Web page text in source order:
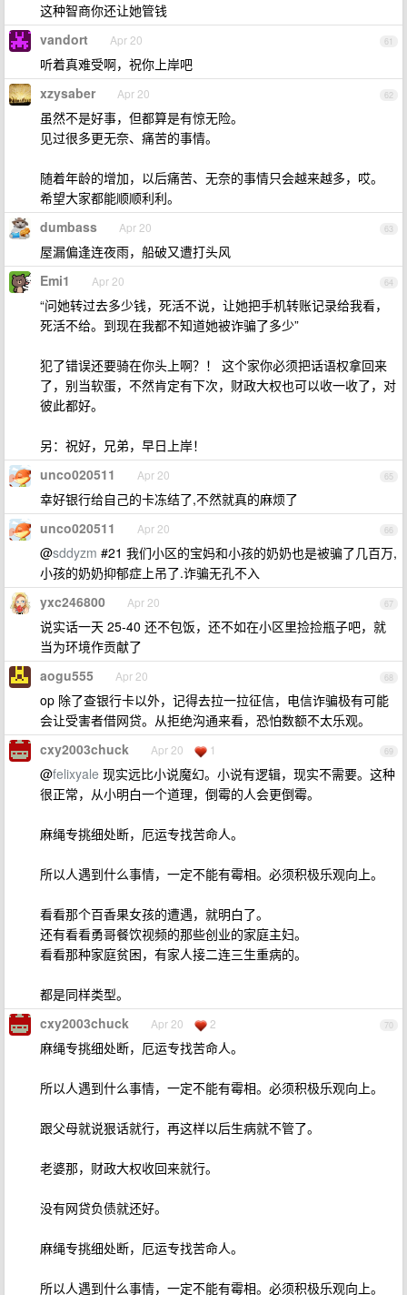
这种智商你还让她管钱
61
vandort Apr 20
听着真难受啊，祝你上岸吧
62
xzysaber Apr 20
虽然不是好事，但都算是有惊无险。
见过很多更无奈、痛苦的事情。
随着年龄的增加，以后痛苦、无奈的事情只会越来越多，哎。
希望大家都能顺顺利利。
63
dumbass Apr 20
屋漏偏逢连夜雨，船破又遭打头风
64
Emi1 Apr 20
“问她转过去多少钱，死活不说，让她把手机转账记录给我看，
死活不给。到现在我都不知道她被诈骗了多少”
犯了错误还要骑在你头上啊？！ 这个家你必须把话语权拿回来
了，别当软蛋，不然肯定有下次，财政大权也可以收一收了，对
彼此都好。
另：祝好，兄弟，早日上岸！
65
unco020511 Apr 20
幸好银行给自己的卡冻结了,不然就真的麻烦了
66
unco020511 Apr 20
@sddyzm #21 我们小区的宝妈和小孩的奶奶也是被骗了几百万,
小孩的奶奶抑郁症上吊了.诈骗无孔不入
67
yxc246800 Apr 20
说实话一天 25-40 还不包饭，还不如在小区里捡捡瓶子吧，就
当为环境作贡献了
68
aogu555 Apr 20
op 除了查银行卡以外，记得去拉一拉征信，电信诈骗极有可能
会让受害者借网贷。从拒绝沟通来看，恐怕数额不太乐观。
69
cxy2003chuck Apr 20 1
@felixyale 现实远比小说魔幻。小说有逻辑，现实不需要。这种
很正常，从小明白一个道理，倒霉的人会更倒霉。
麻绳专挑细处断，厄运专找苦命人。
所以人遇到什么事情，一定不能有霉相。必须积极乐观向上。
看看那个百香果女孩的遭遇，就明白了。
还有看看勇哥餐饮视频的那些创业的家庭主妇。
看看那种家庭贫困，有家人接二连三生重病的。
都是同样类型。
70
cxy2003chuck Apr 20 2
麻绳专挑细处断，厄运专找苦命人。
所以人遇到什么事情，一定不能有霉相。必须积极乐观向上。
跟父母就说狠话就行，再这样以后生病就不管了。
老婆那，财政大权收回来就行。
没有网贷负债就还好。
麻绳专挑细处断，厄运专找苦命人。
所以人遇到什么事情，一定不能有霉相。必须积极乐观向上。